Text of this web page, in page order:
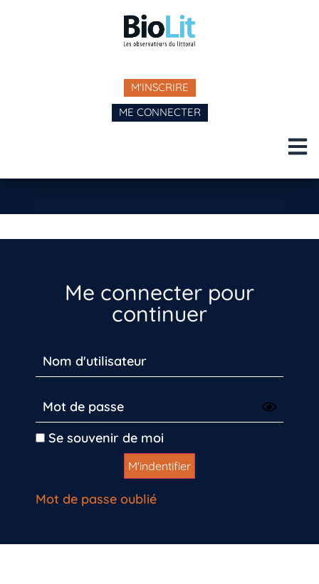
M'INSCRIRE
ME CONNECTER
Me connecter pour
continuer
Se souvenir de moi
Mot de passe oublié